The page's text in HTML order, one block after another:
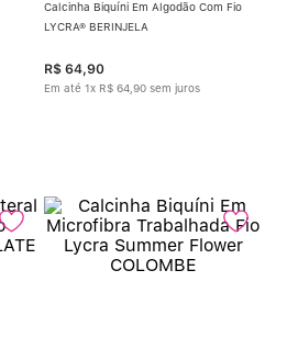
Calcinha Biquíni Em Algodão Com Fio
LYCRA® BERINJELA
R$ 64,90
Em até 1x R$ 64 90 sem juros